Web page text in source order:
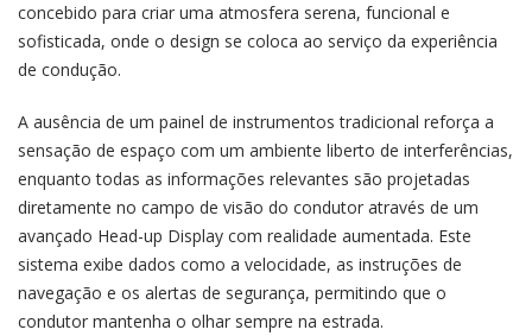
concebido para criar uma atmosfera serena, funcional e
sofisticada, onde o design se coloca ao serviço da experiência
de condução.
A ausência de um painel de instrumentos tradicional reforça a
sensação de espaço com um ambiente liberto de interferências,
enquanto todas as informações relevantes são projetadas
diretamente no campo de visão do condutor através de um
avançado Head-up Display com realidade aumentada. Este
sistema exibe dados como a velocidade, as instruções de
navegação e os alertas de segurança, permitindo que o
condutor mantenha o olhar sempre na estrada.